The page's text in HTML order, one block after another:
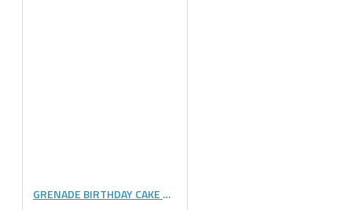
GRENADE BIRTHDAY CAKE PROTEIN BAR 60 GR 12 ADET